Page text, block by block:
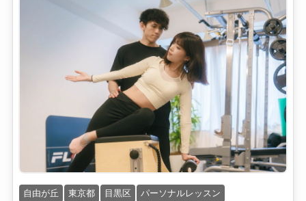
自由が丘 東京都 目黒区
パーソナルレッスン